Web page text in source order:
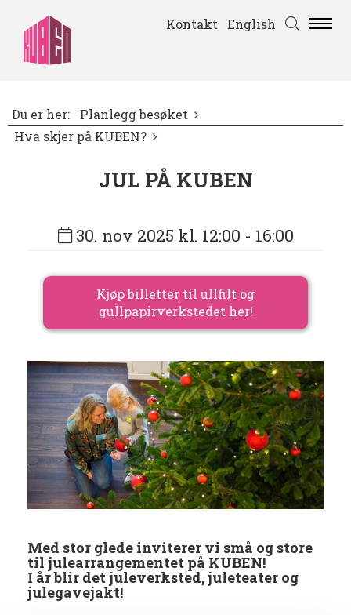
Kontakt English
Du er her:
Planlegg besøket
Hva skjer på KUBEN?
JUL PÅ KUBEN
30. nov 2025 kl. 12:00 - 16:00
Kjøp billetter til ullfilt og
gullpapirverkstedet her!
Med stor glede inviterer vi små og store
til julearrangementet på KUBEN!
I år blir det juleverksted, juleteater og
julegavejakt!